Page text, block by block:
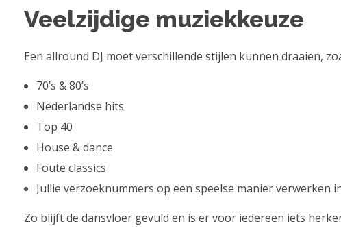
Veelzijdige muziekkeuze
Een allround DJ moet verschillende stijlen kunnen draaien,
70’s & 80’s
Nederlandse hits
Top 40
House & dance
Foute classics
Jullie verzoeknummers op een speelse manier verwerken
Zo blijft de dansvloer gevuld en is er voor iedereen iets